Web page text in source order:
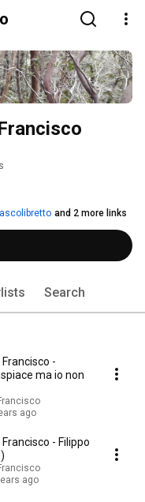
and 2 more links
Search
-
ma io non
ago
- Filippo
ago